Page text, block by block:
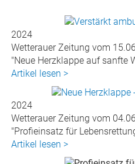
2024
Wetterauer Zeitung vom
"Neue Herzklappe auf sanfte
Artikel lesen >
2024
Wetterauer Zeitung vom
"Profieinsatz für
Artikel lesen >